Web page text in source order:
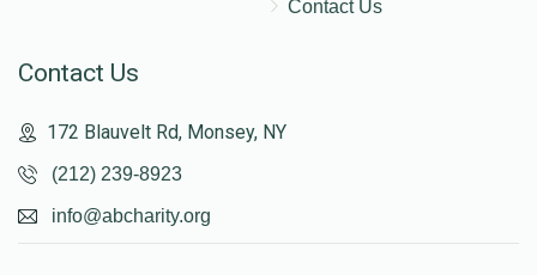
Contact Us
Contact Us
172 Blauvelt Rd, Monsey, NY
(212) 239-8923
info@abcharity.org